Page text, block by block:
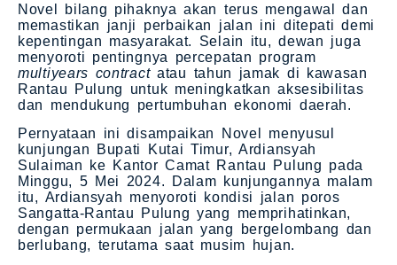
Novel bilang pihaknya akan terus mengawal dan
memastikan janji perbaikan jalan ini ditepati demi
kepentingan masyarakat. Selain itu, dewan juga
menyoroti pentingnya percepatan program
multiyears contract atau tahun jamak di kawasan
Rantau Pulung untuk meningkatkan aksesibilitas
dan mendukung pertumbuhan ekonomi daerah.
Pernyataan ini disampaikan Novel menyusul
kunjungan Bupati Kutai Timur, Ardiansyah
Sulaiman ke Kantor Camat Rantau Pulung pada
Minggu, 5 Mei 2024. Dalam kunjungannya malam
itu, Ardiansyah menyoroti kondisi jalan poros
Sangatta-Rantau Pulung yang memprihatinkan,
dengan permukaan jalan yang bergelombang dan
berlubang, terutama saat musim hujan.